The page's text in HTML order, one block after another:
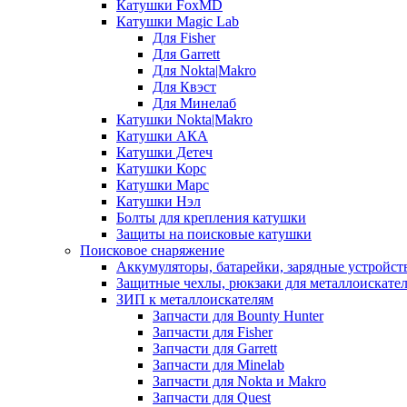
Катушки FoxMD
Катушки Magic Lab
Для Fisher
Для Garrett
Для Nokta|Makro
Для Квэст
Для Минелаб
Катушки Nokta|Makro
Катушки АКА
Катушки Детеч
Катушки Корс
Катушки Марс
Катушки Нэл
Болты для крепления катушки
Защиты на поисковые катушки
Поисковое снаряжение
Аккумуляторы, батарейки, зарядные
Защитные чехлы, рюкзаки для
ЗИП к металлоискателям
Запчасти для Bounty Hunter
Запчасти для Fisher
Запчасти для Garrett
Запчасти для Minelab
Запчасти для Nokta и Makro
Запчасти для Quest